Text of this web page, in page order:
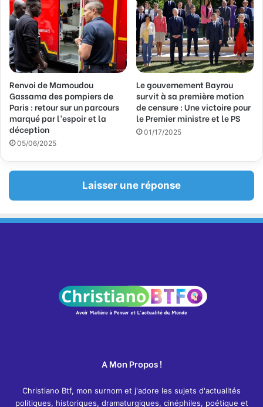
Renvoi de Mamoudou
Gassama des pompiers de
Paris : retour sur un parcours
marqué par l’espoir et la
déception
05/06/2025
Le gouvernement Bayrou
survit à sa première motion
de censure : Une victoire pour
le Premier ministre et le PS
01/17/2025
Laisser une réponse
A Mon Propos !
Christiano Btf, mon surnom et j'adore les sujets d'actualités
politiques, historiques, dramaturgiques, cinéphiles, poétique et